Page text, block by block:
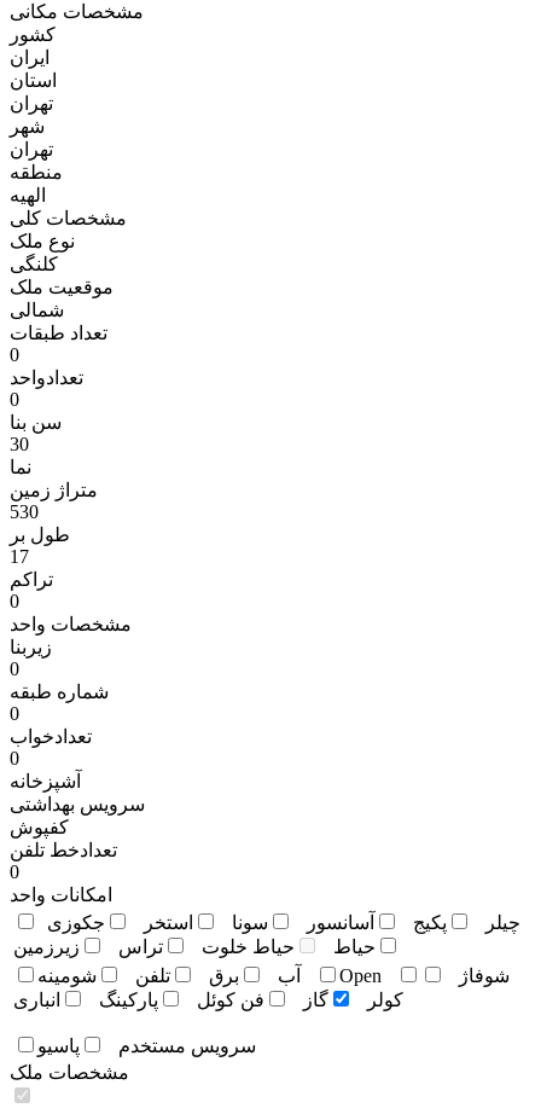
مشخصات مکانی
کشور
ایران
استان
تهران
شهر
تهران
منطقه
الهيه
مشخصات کلی
نوع ملک
کلنگی
موقعیت ملک
شمالی
تعداد طبقات
0
تعدادواحد
0
سن بنا
30
نما
متراژ زمين
530
طول بر
17
تراکم
0
مشخصات واحد
زیربنا
0
شماره طبقه
0
تعدادخواب
0
آشپزخانه
سرویس بهداشتی
کفپوش
تعدادخط تلفن
0
امکانات واحد
چيلر
پکيج آسانسور سونا استخر
جکوزی
حياط
حياط خلوت تراس
زيرزمين
آب
برق تلفن شومينه Open
شوفاژ
کولر
گاز فن کوئل پارکينگ انباری
سرويس مستخدم
پاسيو
مشخصات ملک